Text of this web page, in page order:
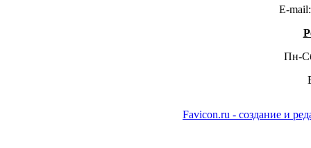
E-
Пн-
Favicon.ru - создание и